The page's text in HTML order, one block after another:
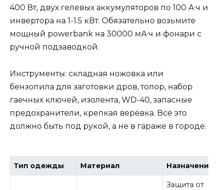
400 Вт, двух гелевых аккумуляторов по 100 А·ч и
инвертора на 1-1.5 кВт. Обязательно возьмите
мощный powerbank на 30000 мА·ч и фонари с
ручной подзаводкой.
Инструменты: складная ножовка или
бензопила для заготовки дров, топор, набор
гаечных ключей, изолента, WD-40, запасные
предохранители, крепкая верёвка. Всё это
должно быть под рукой, а не в гараже в городе.
Тип одежды Материал Назначение
Защита от